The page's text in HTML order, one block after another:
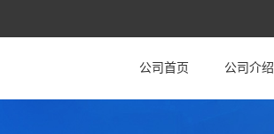
公司首页 公司介绍